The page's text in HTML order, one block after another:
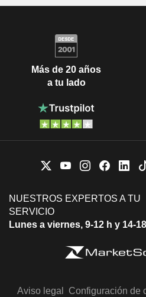
Más de 20 años
a tu lado
NUESTROS EXPERTOS A TU
SERVICIO
Lunes a viernes, 9-12 h y 14-
Aviso legal Configuración de